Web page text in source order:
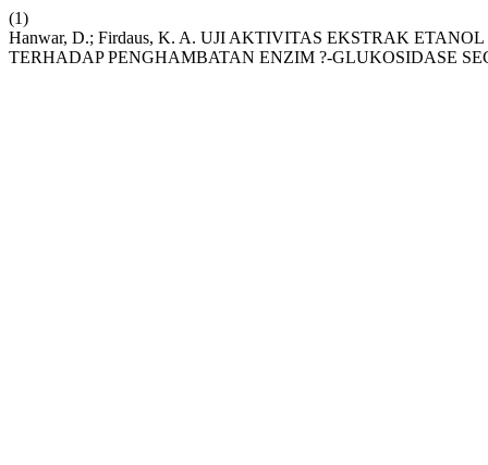
(1)
Hanwar, D.; Firdaus, K. A. UJI AKTIVITAS EKSTRAK
TERHADAP PENGHAMBATAN ENZIM ?-GLUKOSIDASE